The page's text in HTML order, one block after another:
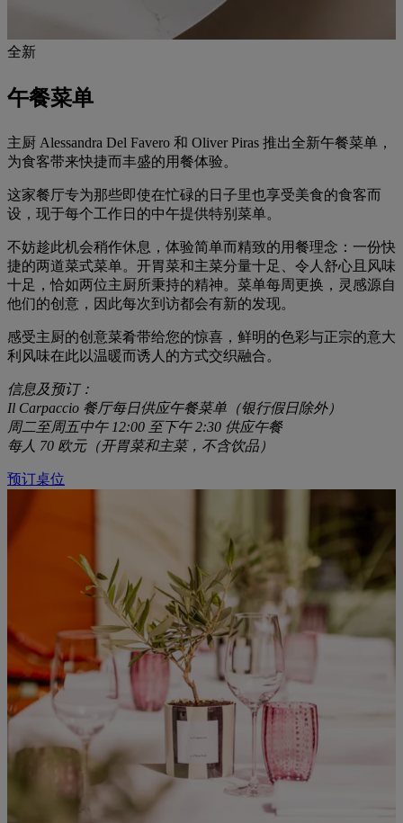
全新
午餐菜单
主厨 Alessandra Del Favero 和 Oliver Piras 推出全新午餐菜单，
为食客带来快捷而丰盛的用餐体验。
这家餐厅专为那些即使在忙碌的日子里也享受美食的食客而
设，现于每个工作日的中午提供特别菜单。
不妨趁此机会稍作休息，体验简单而精致的用餐理念：一份快
捷的两道菜式菜单。开胃菜和主菜分量十足、令人舒心且风味
十足，恰如两位主厨所秉持的精神。菜单每周更换，灵感源自
他们的创意，因此每次到访都会有新的发现。
感受主厨的创意菜肴带给您的惊喜，鲜明的色彩与正宗的意大
利风味在此以温暖而诱人的方式交织融合。
信息及预订：
Il Carpaccio 餐厅每日供应午餐菜单（银行假日除外）
周二至周五中午 12:00 至下午 2:30 供应午餐
每人 70 欧元（开胃菜和主菜，不含饮品）
预订桌位